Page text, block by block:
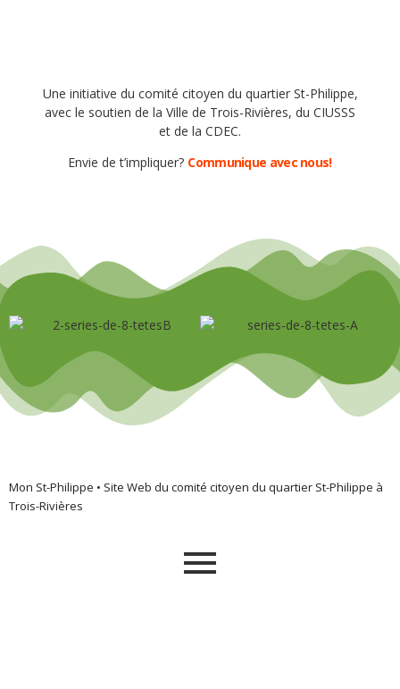
Une initiative du comité citoyen du quartier St-Philippe,
avec le soutien de la Ville de Trois-Rivières, du CIUSSS
et de la CDEC.
Envie de t’impliquer? Communique avec nous!
Mon St-Philippe • Site Web du comité citoyen du quartier St-Philippe à
Trois-Rivières